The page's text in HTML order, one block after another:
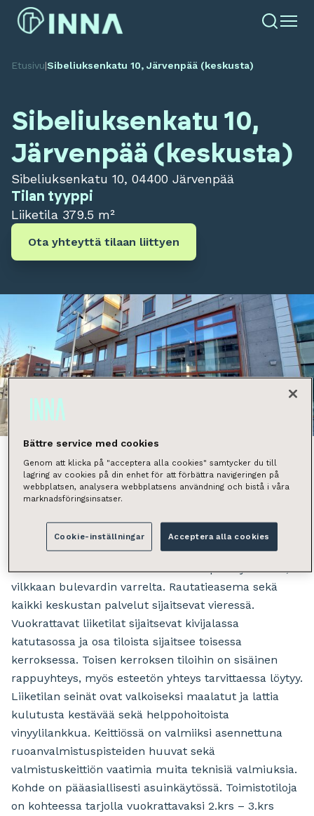
Etusivu|Sibeliuksenkatu 10, Järvenpää (keskusta)
Sibeliuksenkatu 10,
Järvenpää (keskusta)
Sibeliuksenkatu 10, 04400 Järvenpää
Tilan tyyppi
Liiketila 379.5 m²
Ota yhteyttä tilaan liittyen
Vuokralle tarjotaan uudet liike/toimistotilat
ainutlaatuinen mahdollisuus vuokrata
uudiskohteesta soveltuvat toimitilat esim.
ravintolaliiketoimintaan aivan Järvenpään ytimestä,
vilkkaan bulevardin varrelta. Rautatieasema sekä
kaikki keskustan palvelut sijaitsevat vieressä.
Vuokrattavat liiketilat sijaitsevat kivijalassa
katutasossa ja osa tiloista sijaitsee toisessa
kerroksessa. Toisen kerroksen tiloihin on sisäinen
rappuyhteys, myös esteetön yhteys tarvittaessa löytyy.
Liiketilan seinät ovat valkoiseksi maalatut ja lattia
kulutusta kestävää sekä helppohoitoista
vinyylilankkua. Keittiössä on valmiiksi asennettuna
ruoanvalmistuspisteiden huuvat sekä
valmistuskeittiön vaatimia muita teknisiä valmiuksia.
Kohde on pääasiallisesti asuinkäytössä. Toimistotiloja
on kohteessa tarjolla vuokrattavaksi 2.krs – 3.krs
Bättre service med cookies
Genom att klicka på "acceptera alla cookies" samtycker du till
lagring av cookies på din enhet för att förbättra navigeringen på
webbplatsen, analysera webbplatsens användning och bistå i våra
marknadsföringsinsatser.
Cookie-inställningar Acceptera alla cookies